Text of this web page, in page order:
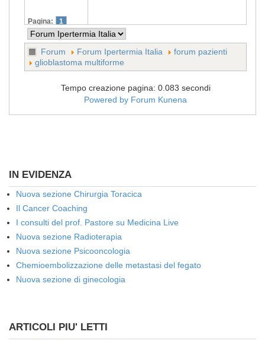
Pagina: 1
Forum Forum Ipertermia Italia
forum pazienti
glioblastoma multiforme
Tempo creazione pagina: 0.083 secondi
Powered by Forum Kunena
IN EVIDENZA
Nuova sezione Chirurgia Toracica
Il Cancer Coaching
I consulti del prof. Pastore su Medicina Live
Nuova sezione Radioterapia
Nuova sezione Psicooncologia
Chemioembolizzazione delle metastasi del fegato
Nuova sezione di ginecologia
ARTICOLI PIU' LETTI